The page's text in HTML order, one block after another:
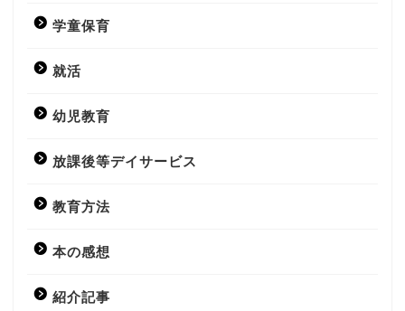
学童保育
就活
幼児教育
放課後等デイサービス
教育方法
本の感想
紹介記事